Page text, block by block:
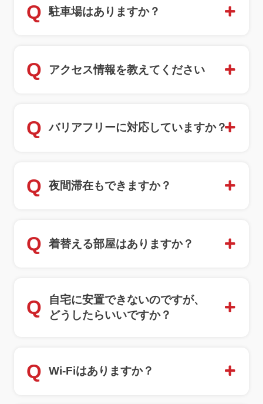
Q 駐車場はありますか？
Q アクセス情報を教えてください
Q バリアフリーに対応していますか？
Q 夜間滞在もできますか？
Q 着替える部屋はありますか？
Q
自宅に安置できないのですが、
どうしたらいいですか？
Q Wi-Fiはありますか？